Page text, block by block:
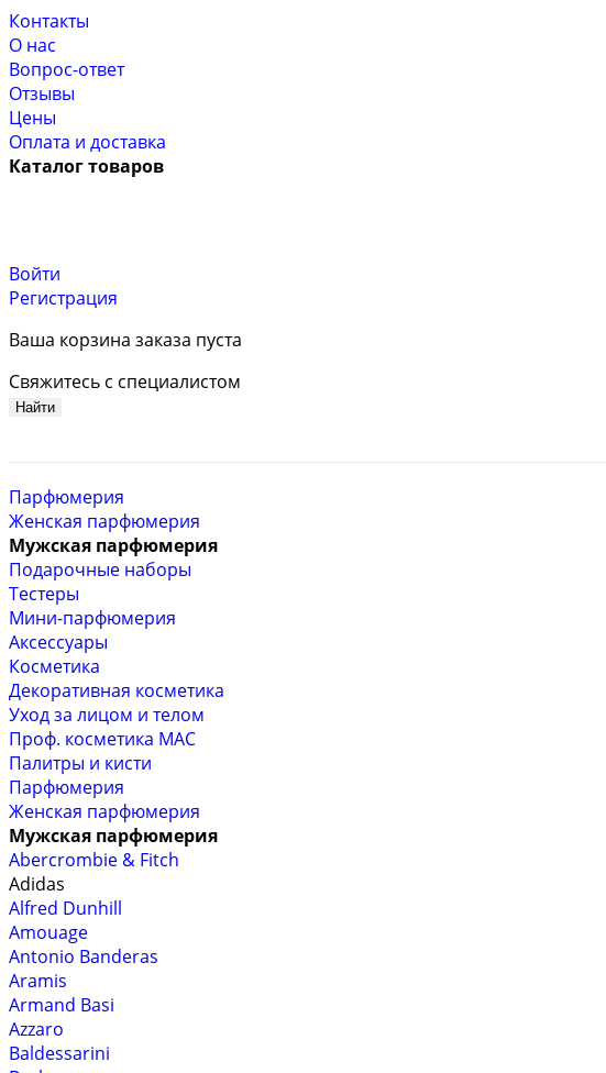
Контакты
О нас
Вопрос-ответ
Отзывы
Цены
Оплата и доставка
Каталог товаров
Войти
Регистрация
Ваша корзина заказа пуста
Свяжитесь с специалистом
Парфюмерия
Женская парфюмерия
Мужская парфюмерия
Подарочные наборы
Тестеры
Мини-парфюмерия
Аксессуары
Косметика
Декоративная косметика
Уход за лицом и телом
Проф. косметика MAC
Палитры и кисти
Парфюмерия
Женская парфюмерия
Мужская парфюмерия
Abercrombie & Fitch
Adidas
Alfred Dunhill
Amouage
Antonio Banderas
Aramis
Armand Basi
Azzaro
Baldessarini